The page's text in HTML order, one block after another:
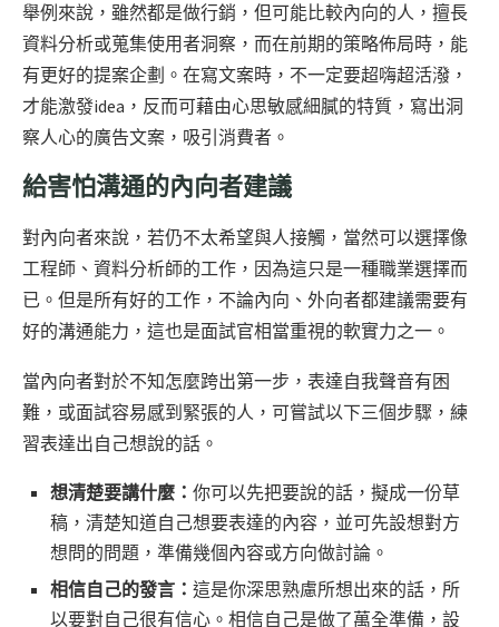
舉例來說，雖然都是做行銷，但可能比較內向的人，擅長
資料分析或蒐集使用者洞察，而在前期的策略佈局時，能
有更好的提案企劃。在寫文案時，不一定要超嗨超活潑，
才能激發idea，反而可藉由心思敏感細膩的特質，寫出洞
察人心的廣告文案，吸引消費者。
給害怕溝通的內向者建議
對內向者來說，若仍不太希望與人接觸，當然可以選擇像
工程師、資料分析師的工作，因為這只是一種職業選擇而
已。但是所有好的工作，不論內向、外向者都建議需要有
好的溝通能力，這也是面試官相當重視的軟實力之一。
當內向者對於不知怎麼跨出第一步，表達自我聲音有困
難，或面試容易感到緊張的人，可嘗試以下三個步驟，練
習表達出自己想說的話。
想清楚要講什麼： 你可以先把要說的話，擬成一份草
稿，清楚知道自己想要表達的內容，並可先設想對方
想問的問題，準備幾個內容或方向做討論。
相信自己的發言： 這是你深思熟慮所想出來的話，所
以要對自己很有信心。相信自己是做了萬全準備，設